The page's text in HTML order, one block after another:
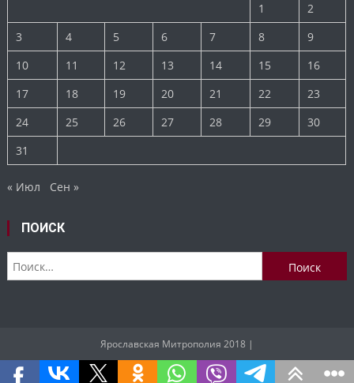
1
2
3
4 5 6 7 8
9
10
11 12 13 14 15
16
17
18 19 20 21 22
23
24
25 26 27 28 29
30
31
« Июл Сен »
ПОИСК
Найти:
Ярославская Митрополия 2018 |